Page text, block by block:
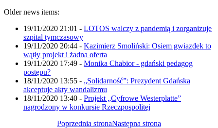
Older news items:
19/11/2020 21:01 - LOTOS walczy z pandemią i zorganizuje
szpital tymczasowy
19/11/2020 20:44 - Kazimierz Smoliński: Osiem gwiazdek to
wątły projekt i żadna oferta
19/11/2020 17:49 - Monika Chabior - gdański pedagog
postępu?
18/11/2020 13:55 - „Solidarność”: Prezydent Gdańska
akceptuje akty wandalizmu
18/11/2020 13:40 - Projekt „Cyfrowe Westerplatte”
nagrodzony w konkursie Rzeczpospolitej
Poprzednia stronaNastępna strona